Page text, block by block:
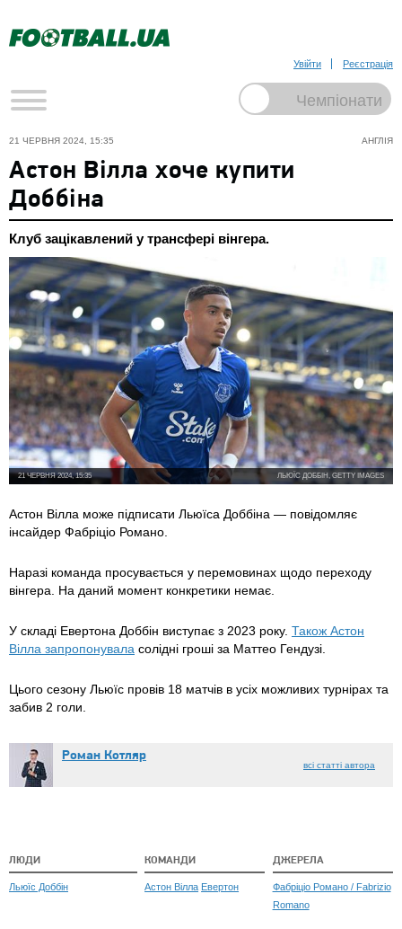
Увійти Реєстрація
АНГЛІЯ
21 ЧЕРВНЯ 2024, 15:35
Астон Вілла хоче купити
Доббіна
Клуб зацікавлений у трансфері вінгера.
ЛЬЮЇС ДОББІН, GETTY IMAGES
21 ЧЕРВНЯ 2024, 15:35
Астон Вілла може підписати Льюїса Доббіна — повідомляє
інсайдер Фабріціо Романо.
Наразі команда просувається у перемовинах щодо переходу
вінгера. На даний момент конкретики немає.
У складі Евертона Доббін виступає з 2023 року. Також Астон
Вілла запропонувала солідні гроші за Маттео Гендузі.
Цього сезону Льюїс провів 18 матчів в усіх можливих турнірах та
забив 2 голи.
Роман Котляр
всі статті автора
ЛЮДИ
Льюїс Доббін
КОМАНДИ
Астон Вілла Евертон
ДЖЕРЕЛА
Фабріціо Романо / Fabrizio
Romano